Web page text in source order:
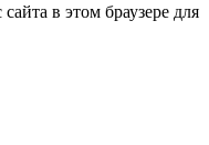
в этом браузере для